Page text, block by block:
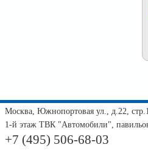
Москва, Южнопортовая ул., д.22, стр.1
1-й этаж ТВК "Автомобили",
+7 (495) 506-68-03